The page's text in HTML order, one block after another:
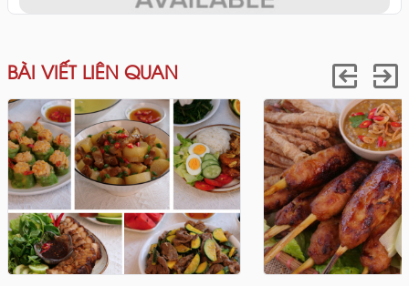
BÀI VIẾT LIÊN QUAN